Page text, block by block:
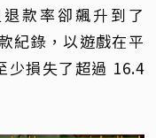
款率卻飆升到了
紀錄，以遊戲在平
少損失了超過 16.4